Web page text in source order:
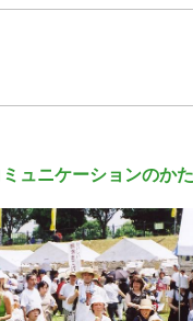
ュニケーションのか